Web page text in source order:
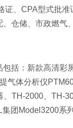
证、CPA型式批
仓储、市政燃气
括：新款高清彩
气体分析仪
TH-2000、TH-
团Model3200系